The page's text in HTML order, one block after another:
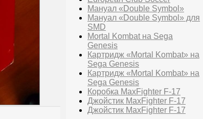
Мануал «Double Symbol»
Мануал «Double Symbol» для
SMD
Mortal Kombat на Sega
Genesis
Картридж «Mortal Kombat» на
Sega Genesis
Картридж «Mortal Kombat» на
Sega Genesis
Коробка MaxFighter F-17
Джойстик MaxFighter F-17
Джойстик MaxFighter F-17